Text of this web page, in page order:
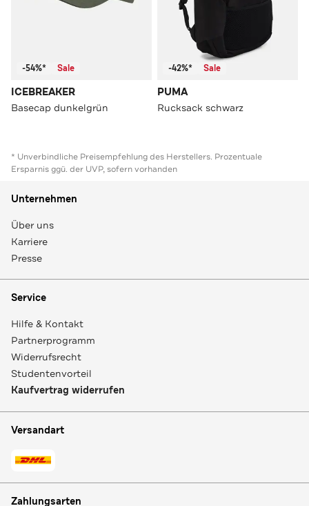
-54%* Sale
ICEBREAKER
Basecap dunkelgrün
-42%* Sale
PUMA
Rucksack schwarz
* Unverbindliche Preisempfehlung des Herstellers. Prozentuale
Ersparnis ggü. der UVP, sofern vorhanden
Unternehmen
Über uns
Karriere
Presse
Service
Hilfe & Kontakt
Partnerprogramm
Widerrufsrecht
Studentenvorteil
Kaufvertrag widerrufen
Versandart
Zahlungsarten